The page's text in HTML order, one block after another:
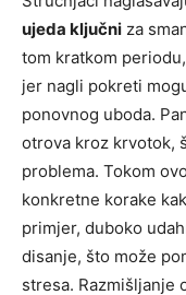
ujeda ključni za
tom kratkom
jer nagli pokreti
ponovnog uboda.
otrova kroz krvotok,
problema. Tokom
konkretne korake
primjer, duboko
disanje, što može
stresa. Razmišljanje